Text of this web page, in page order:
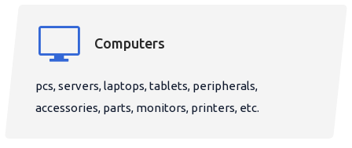
Computers
pcs, servers, laptops, tablets, peripherals,
accessories, parts, monitors, printers, etc.